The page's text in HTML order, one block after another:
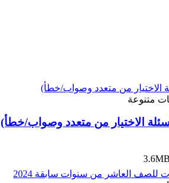
متنوعة
الاختيار من متعدد وصواب/خطأ)
3.6MB